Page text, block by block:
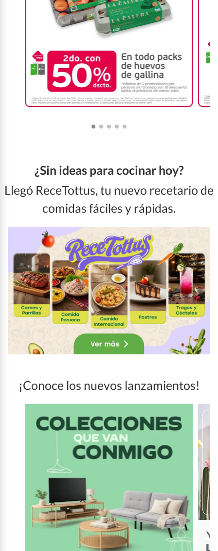
¿Sin ideas para cocinar hoy?
Llegó ReceTottus, tu nuevo recetario de
comidas fáciles y rápidas.
¡Conoce los nuevos lanzamientos!